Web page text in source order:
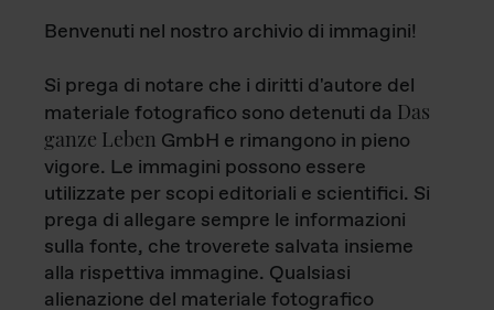
Benvenuti nel nostro archivio di immagini!
Si prega di notare che i diritti d'autore del
materiale fotografico sono detenuti da Das
ganze Leben GmbH e rimangono in pieno
vigore. Le immagini possono essere
utilizzate per scopi editoriali e scientifici. Si
prega di allegare sempre le informazioni
sulla fonte, che troverete salvata insieme
alla rispettiva immagine. Qualsiasi
alienazione del materiale fotografico